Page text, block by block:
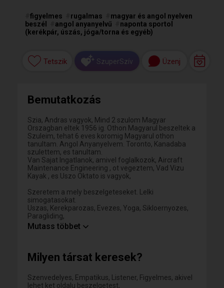
figyelmes rugalmas
magyar és angol nyelven
beszél
angol anyanyelvű
naponta sportol
(kerékpár, úszás, jóga/torna és egyéb)
Tetszik SzuperSzív Üzenj
Bemutatkozás
Szia, Andras vagyok, Mind 2 szulom Magyar
Orszagban eltek 1956 ig. Othon Magyarul beszeltek a
Szuleim, tehat 6 eves koromig Magyarul othon
tanultam. Angol Anyanyelvem. Toronto, Kanadaba
szulettem, es tanultam.
Van Sajat Ingatlanok, amivel foglalkozok, Aircraft
Maintenance Engineering , ot vegeztem, Vad Vizu
Kayak , es Uszo Oktato is vagyok,
Szeretem a mely beszelgeteseket. Lelki
simogatasokat.
Uszas, Kerekparozas, Evezes, Yoga, Sikloernyozes,
Paragliding,
szeretnél tudni rólam, írj vagy jelölj kedvencnek és
ismerjük meg egymást.
Mutass többet
Milyen társat keresek?
Szenvedelyes, Empatikus, Listener, Figyelmes, akivel
lehet ket oldalu beszelgetest,